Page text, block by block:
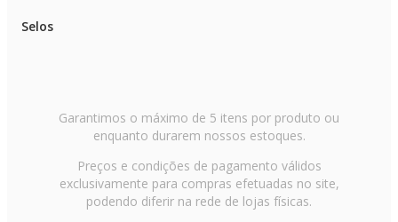
Selos
Garantimos o máximo de 5 itens por produto ou
enquanto durarem nossos estoques.
Preços e condições de pagamento válidos
exclusivamente para compras efetuadas no site,
podendo diferir na rede de lojas físicas.